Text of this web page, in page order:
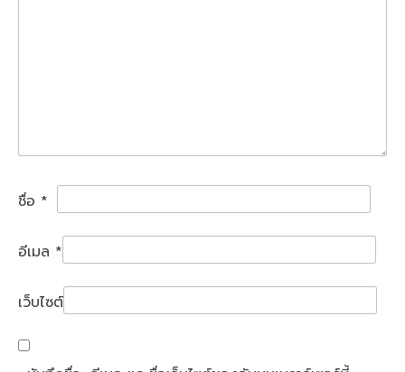
ชื่อ *
อีเมล *
เว็บไซต์